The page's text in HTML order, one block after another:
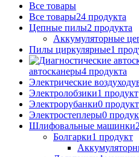
Все товары
Все товары24 продукта
Цепные пилы2 продукта
Аккумуляторные
Пилы циркулярные1
автосканеры4 продукта
Электрические
Электролобзики1 продукт
Электрорубанки0
Электростеплеры0
Шлифовальные машинки2
Болгарки1 продукт